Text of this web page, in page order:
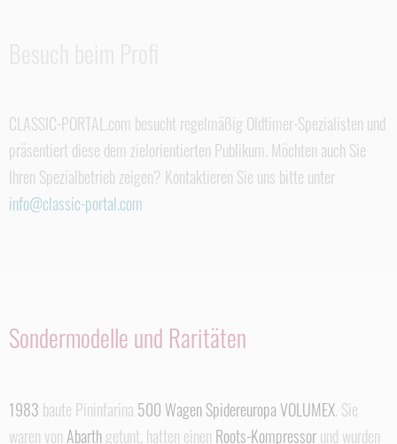
CLASSIC-PORTAL.com besucht regelmäßig Oldtimer-Spezialisten und
präsentiert diese dem zielorientierten Publikum. Möchten auch Sie
Ihren Spezialbetrieb zeigen? Kontaktieren Sie uns bitte unter
info@classic-portal.com
Sondermodelle und Raritäten
1983 baute Pininfarina 500 Wagen Spidereuropa VOLUMEX. Sie
waren von Abarthgetunt, hatten einen Roots-Kompressorund wurden